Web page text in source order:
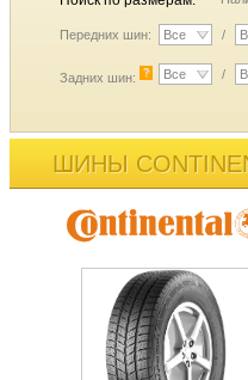
Передних шин: Все /
Задних шин: ? Все /
ШИНЫ